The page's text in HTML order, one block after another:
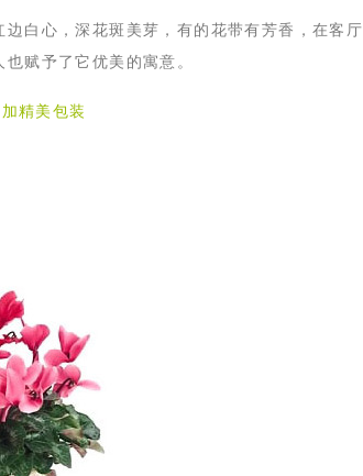
白心，深花斑美芽，有的花带有芳香，在客厅
赋予了它优美的寓意。
精美包装